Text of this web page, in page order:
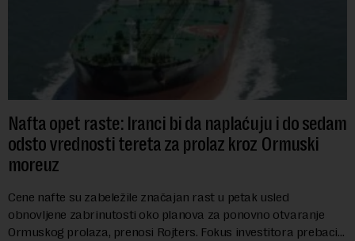
Nafta opet raste: Iranci bi da naplaćuju i do sedam
odsto vrednosti tereta za prolaz kroz Ormuski
moreuz
Cene nafte su zabeležile značajan rast u petak usled
obnovljene zabrinutosti oko planova za ponovno otvaranje
Ormuskog prolaza, prenosi Rojters. Fokus investitora prebacio